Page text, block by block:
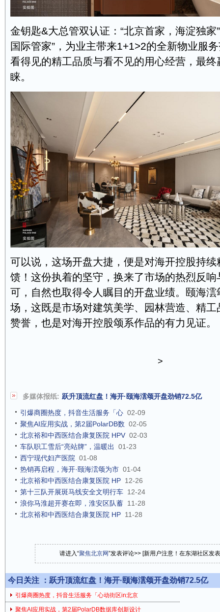
金钥匙&大总管双认证：“北京首家，海淀独家
国际管家”，为业主带来1+1>2的全新物业服
看得见的精工品质与看不见的用心经营，最
睐。
可以说，这场开盘大捷，便是对海开控股持
馈！这份执着的坚守，换来了市场的热烈反
可，自然也取得令人瞩目的开盘业绩。颐海
场，这既是市场对建筑美学、园林营造、精
赞誉，也是对海开控股颂系作品的有力见证。
>
多媒体报纸: 跃升顶流红盘！海开·颐海澐颂开盘劲销72.5亿
引爆商圈热度，抖音生活服务「心 02-09
聚焦AI应用实战，第2届PolarDB数 02-05
北京裕和中西医结合康复医院 HPV 02-03
车队职工雪后“亮站牌”，温暖出
01-23
西宁现代妇产医院 01-08
热销再启程，海开·颐海澐颂为市 01-04
北京裕和中西医结合康复医院 HP 12-26
第十三队开展斑马线安全文明行车 12-24
浪你马淮超开赛在即，淮安区队蓄 11-28
北京裕和中西医结合康复医院 HP 11-28
请进入“聚焦北京网”发表评论>> [新用户注意！在东湖社区发
今日关注 ： 跃升顶流红盘！海开·颐海澐颂开盘劲销72.5亿
引爆商圈热度，抖音生活服务「心动街区in北京
聚焦AI应用实战，第2届PolarDB数据库创新设计